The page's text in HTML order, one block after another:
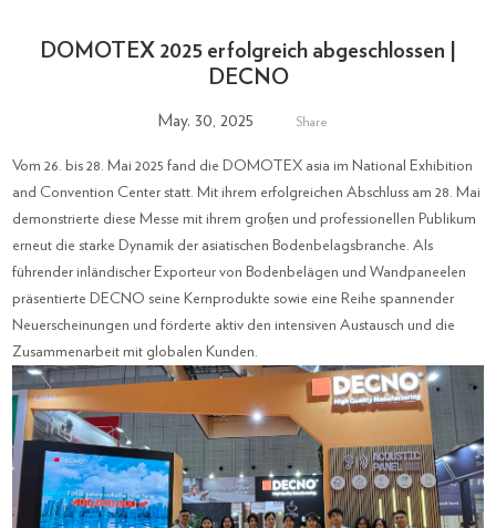
DOMOTEX 2025 erfolgreich abgeschlossen |
DECNO
May. 30, 2025 Share
Vom 26. bis 28. Mai 2025 fand die DOMOTEX asia im National Exhibition
and Convention Center statt. Mit ihrem erfolgreichen Abschluss am 28. Mai
demonstrierte diese Messe mit ihrem großen und professionellen Publikum
erneut die starke Dynamik der asiatischen Bodenbelagsbranche. Als
führender inländischer Exporteur von Bodenbelägen und Wandpaneelen
präsentierte DECNO seine Kernprodukte sowie eine Reihe spannender
Neuerscheinungen und förderte aktiv den intensiven Austausch und die
Zusammenarbeit mit globalen Kunden.